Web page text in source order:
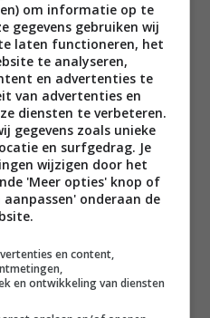
Instagram?
om informatie op te
gegevens gebruiken wij
laten functioneren, het
te analyseren,
en advertenties te
van advertenties en
diensten te verbeteren.
gegevens zoals unieke
en surfgedrag. Je
wijzigen door het
'Meer opties' knop of
onderaan de
en content,
en ontwikkeling van diensten